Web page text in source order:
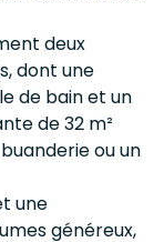
deux
dont une
de bain et un
de 32 m²
ou un
une
généreux,